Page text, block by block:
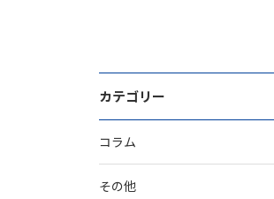
カテゴリー
コラム
その他